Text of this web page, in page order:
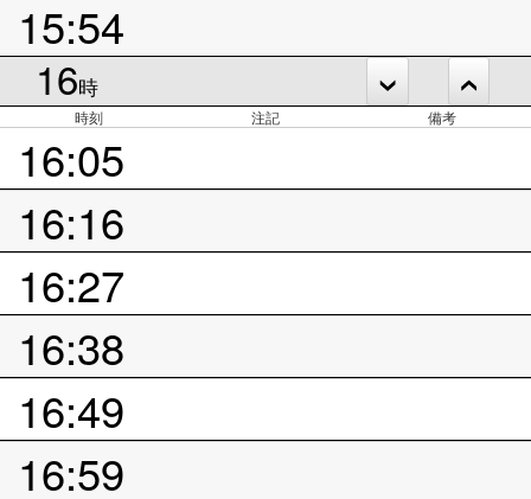
15:54
16時
時刻 注記 備考
16:05
16:16
16:27
16:38
16:49
16:59